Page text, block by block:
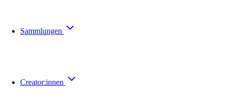
Sammlungen
Creator:innen